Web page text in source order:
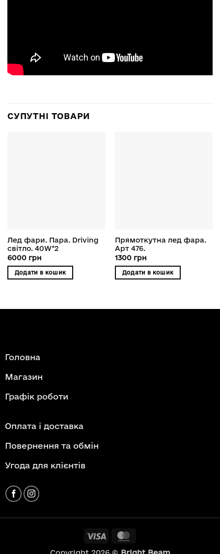
СУПУТНІ ТОВАРИ
Лед фари. Пара. Driving
світло. 40W*2
6000 грн
Додати в кошик
Прямоткутна лед фара.
Арт 476.
1300 грн
Додати в кошик
Головна
Магазин
Графік роботи
Оплата і доставка
Повернення та обмін
Угода для клієнтів
Visa